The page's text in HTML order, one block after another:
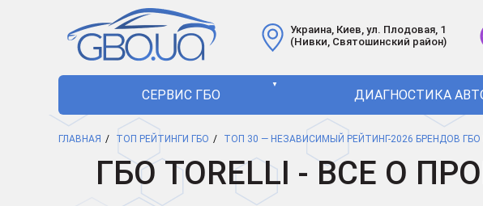
Украина, Киев, ул. Плодовая, 1
(Нивки, Святошинский район)
СЕРВИС ГБО
▼
ДИАГНОСТИКА
ГЛАВНАЯ ТОП РЕЙТИНГИ ГБО ТОП 30 — НЕЗАВИСИМЫЙ РЕЙТИНГ-2026 БРЕНДОВ ГБО
ГБО TORELLI - ВСЕ О